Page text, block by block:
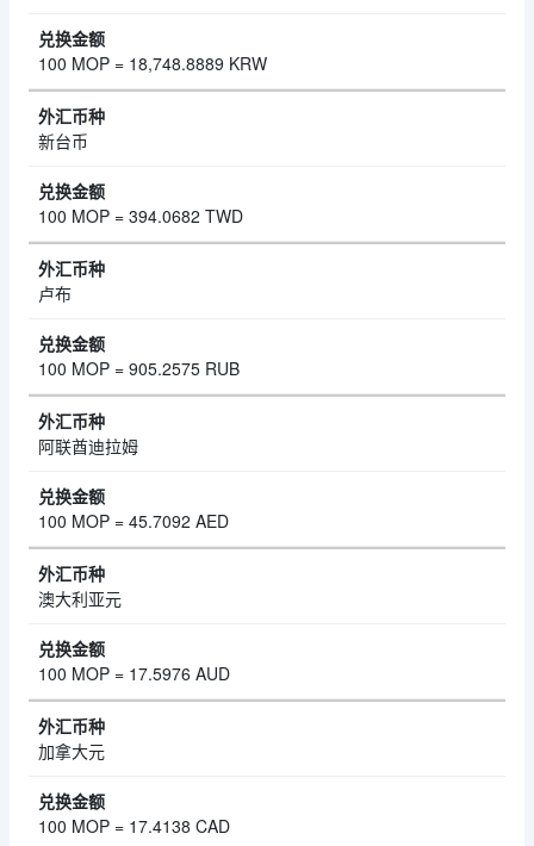
100 MOP = 18,748.8889 KRW
新台币
100 MOP = 394.0682 TWD
卢布
100 MOP = 905.2575 RUB
阿联酋迪拉姆
100 MOP = 45.7092 AED
澳大利亚元
100 MOP = 17.5976 AUD
加拿大元
100 MOP = 17.4138 CAD